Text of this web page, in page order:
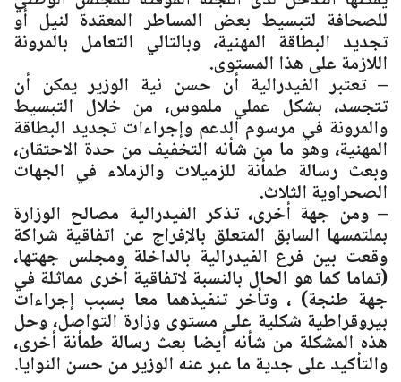
للصحافة لتبسيط بعض المساطر المعقدة لنيل أو
تجديد البطاقة المهنية، وبالتالي التعامل بالمرونة
اللازمة على هذا المستوى.
– تعتبر الفيدرالية أن حسن نية الوزير يمكن أن
تتجسد، بشكل عملي ملموس، من خلال التبسيط
والمرونة في مرسوم الدعم وإجراءات تجديد البطاقة
المهنية، وهو ما من شأنه التخفيف من حدة الاحتقان،
وبعث رسالة طمأنة للزميلات والزملاء في الجهات
الصحراوية الثلاث.
– ومن جهة أخرى، تذكر الفيدرالية مصالح الوزارة
بملتمسها السابق المتعلق بالإفراج عن اتفاقية شراكة
وقعت بين فرع الفيدرالية بالداخلة ومجلس جهتها،
(تماما كما هو الحال بالنسبة لاتفاقية أخرى مماثلة في
جهة طنجة) ، وتأخر تنفيذهما معا بسبب إجراءات
بيروقراطية شكلية على مستوى وزارة التواصل، وحل
هذه المشكلة من شأنه أيضا بعث رسالة طمأنة أخرى،
والتأكيد على جدية ما عبر عنه الوزير من حسن النوايا.